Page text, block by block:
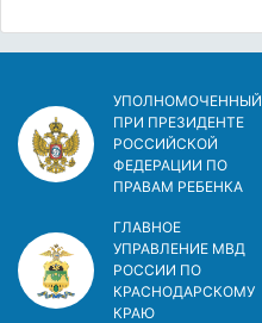
УПОЛНОМОЧЕННЫЙ
ПРИ ПРЕЗИДЕНТЕ
РОССИЙСКОЙ
ФЕДЕРАЦИИ ПО
ПРАВАМ РЕБЕНКА
ГЛАВНОЕ
УПРАВЛЕНИЕ МВД
РОССИИ ПО
КРАСНОДАРСКОМУ
КРАЮ